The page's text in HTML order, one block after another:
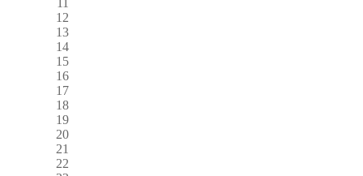
12
13
14
15
16
17
18
19
20
21
22